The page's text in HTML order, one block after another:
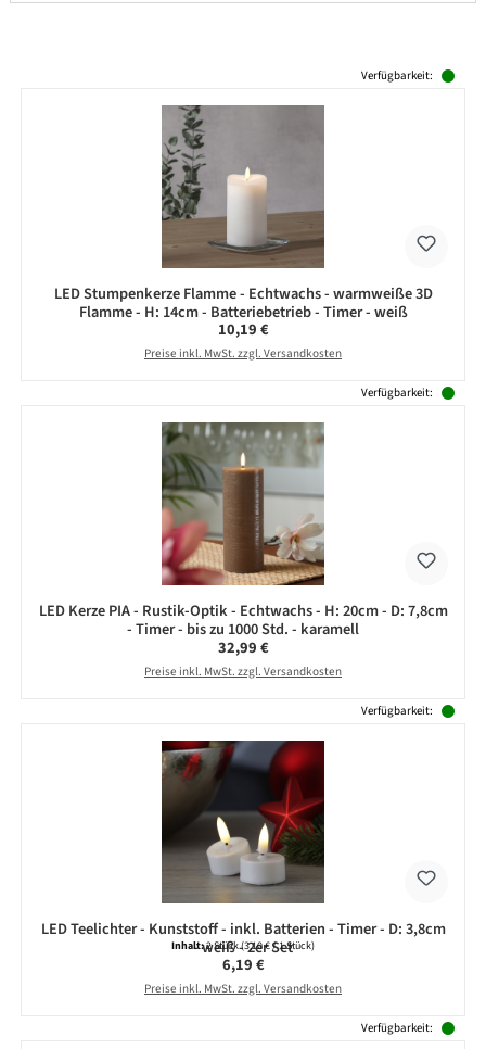
Verfügbarkeit:
LED Stumpenkerze Flamme - Echtwachs - warmweiße 3D
Flamme - H: 14cm - Batteriebetrieb - Timer - weiß
Regulärer Preis:
10,19 €
Preise inkl. MwSt. zzgl. Versandkosten
Verfügbarkeit:
LED Kerze PIA - Rustik-Optik - Echtwachs - H: 20cm - D: 7,8cm
- Timer - bis zu 1000 Std. - karamell
Regulärer Preis:
32,99 €
Preise inkl. MwSt. zzgl. Versandkosten
Verfügbarkeit:
LED Teelichter - Kunststoff - inkl. Batterien - Timer - D: 3,8cm
- weiß - 2er Set
Inhalt:2 Stück(3,10 € / 1 Stück)
Regulärer Preis:
6,19 €
Preise inkl. MwSt. zzgl. Versandkosten
Verfügbarkeit: